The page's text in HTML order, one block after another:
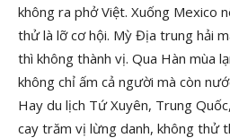
không ra phở Việt. Xuống Mexico
thử là lỡ cơ hội. Mỳ Địa trung hải
thì không thành vị. Qua Hàn mùa
không chỉ ấm cả người mà còn
Hay du lịch Tứ Xuyên, Trung
cay trăm vị lừng danh, không thử